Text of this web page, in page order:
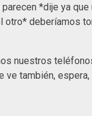
*dije ya que
otro* deberíamos
nuestros
ve también,